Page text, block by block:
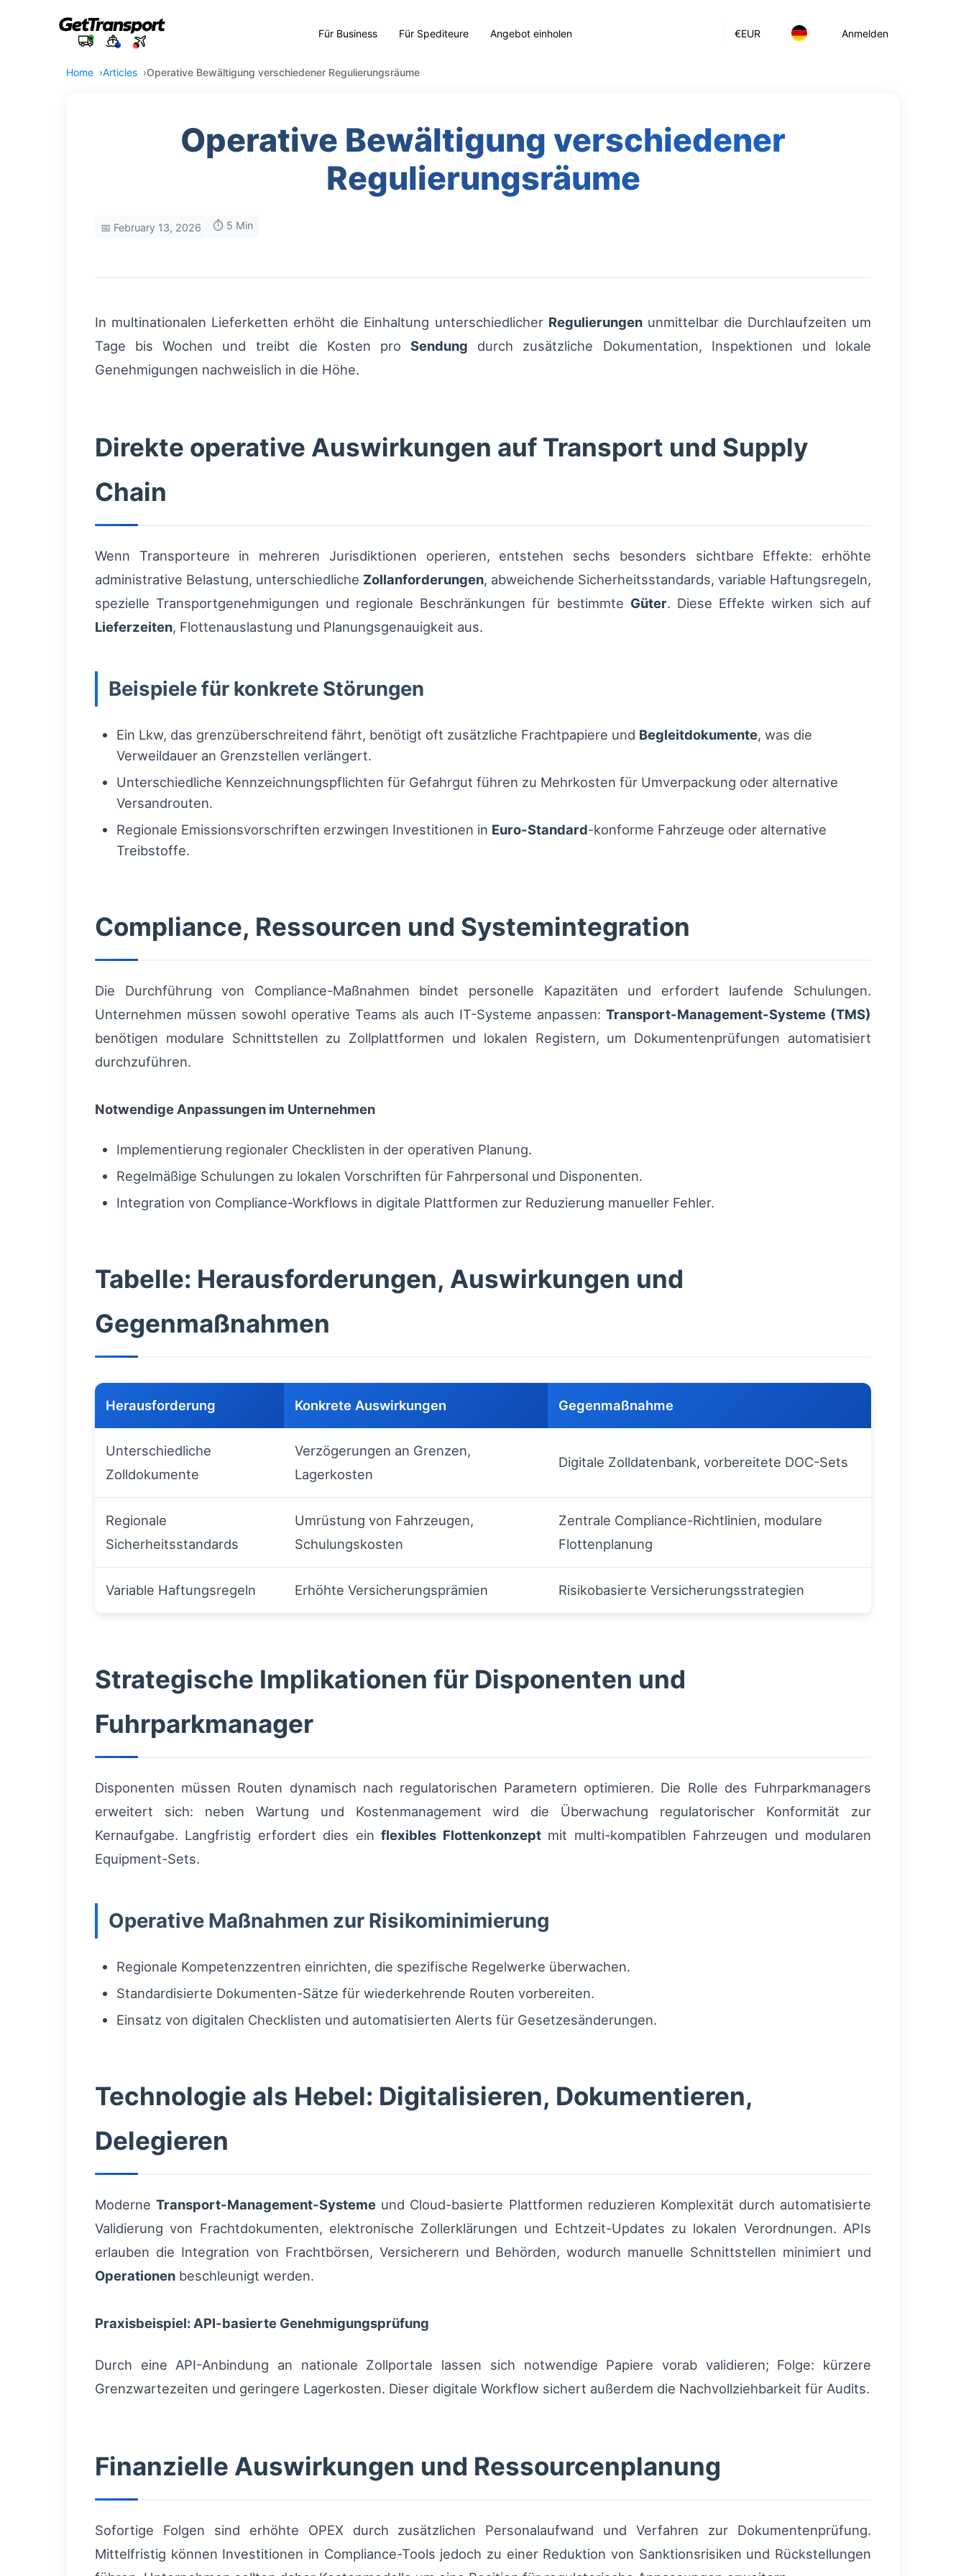
€EUR Anmelden
Für Business Für Spediteure Angebot einholen
Home Articles Operative Bewältigung verschiedener Regulierungsräume
Operative Bewältigung verschiedener
Regulierungsräume
📅 February 13, 2026 ⏱️ 5 Min
In multinationalen Lieferketten erhöht die Einhaltung unterschiedlicher Regulierungenunmittelbar die Durchlaufzeiten um
Tage bis Wochen und treibt die Kosten proSendung durch zusätzliche Dokumentation, Inspektionen und lokale
Genehmigungen nachweislich in die Höhe.
Direkte operative Auswirkungen auf Transport und Supply
Chain
Wenn Transporteure in mehreren Jurisdiktionen operieren, entstehen sechs besonders sichtbare Effekte: erhöhte
administrative Belastung, unterschiedliche Zollanforderungen, abweichende Sicherheitsstandards, variable Haftungsregeln,
spezielle Transportgenehmigungen und regionale Beschränkungen für bestimmte Güter. Diese Effekte wirken sich auf
Lieferzeiten, Flottenauslastung und Planungsgenauigkeit aus.
Beispiele für konkrete Störungen
Ein Lkw, das grenzüberschreitend fährt, benötigt oft zusätzliche Frachtpapiere und Begleitdokumente, was die
Verweildauer an Grenzstellen verlängert.
Unterschiedliche Kennzeichnungspflichten für Gefahrgut führen zu Mehrkosten für Umverpackung oder alternative
Versandrouten.
Regionale Emissionsvorschriften erzwingen Investitionen in Euro-Standard-konforme Fahrzeuge oder alternative
Treibstoffe.
Compliance, Ressourcen und Systemintegration
Die Durchführung von Compliance-Maßnahmen bindet personelle Kapazitäten und erfordert laufende Schulungen.
Unternehmen müssen sowohl operative Teams als auch IT-Systeme anpassen: Transport-Management-Systeme (TMS)
benötigen modulare Schnittstellen zu Zollplattformen und lokalen Registern, um Dokumentenprüfungen automatisiert
durchzuführen.
Notwendige Anpassungen im Unternehmen
Implementierung regionaler Checklisten in der operativen Planung.
Regelmäßige Schulungen zu lokalen Vorschriften für Fahrpersonal und Disponenten.
Integration von Compliance-Workflows in digitale Plattformen zur Reduzierung manueller Fehler.
Tabelle: Herausforderungen, Auswirkungen und
Gegenmaßnahmen
Herausforderung Konkrete Auswirkungen Gegenmaßnahme
Unterschiedliche
Zolldokumente
Verzögerungen an Grenzen,
Lagerkosten
Digitale Zolldatenbank, vorbereitete DOC-Sets
Regionale
Sicherheitsstandards
Umrüstung von Fahrzeugen,
Schulungskosten
Zentrale Compliance-Richtlinien, modulare
Flottenplanung
Variable Haftungsregeln Erhöhte Versicherungsprämien Risikobasierte Versicherungsstrategien
Strategische Implikationen für Disponenten und
Fuhrparkmanager
Disponenten müssen Routen dynamisch nach regulatorischen Parametern optimieren. Die Rolle des Fuhrparkmanagers
erweitert sich: neben Wartung und Kostenmanagement wird die Überwachung regulatorischer Konformität zur
Kernaufgabe. Langfristig erfordert dies einflexibles Flottenkonzeptmit multi-kompatiblen Fahrzeugen und modularen
Equipment-Sets.
Operative Maßnahmen zur Risikominimierung
Regionale Kompetenzzentren einrichten, die spezifische Regelwerke überwachen.
Standardisierte Dokumenten-Sätze für wiederkehrende Routen vorbereiten.
Einsatz von digitalen Checklisten und automatisierten Alerts für Gesetzesänderungen.
Technologie als Hebel: Digitalisieren, Dokumentieren,
Delegieren
ModerneTransport-Management-Systeme und Cloud-basierte Plattformen reduzieren Komplexität durch automatisierte
Validierung von Frachtdokumenten, elektronische Zollerklärungen und Echtzeit-Updates zu lokalen Verordnungen. APIs
erlauben die Integration von Frachtbörsen, Versicherern und Behörden, wodurch manuelle Schnittstellen minimiert und
Operationen beschleunigt werden.
Praxisbeispiel: API-basierte Genehmigungsprüfung
Durch eine API-Anbindung an nationale Zollportale lassen sich notwendige Papiere vorab validieren; Folge: kürzere
Grenzwartezeiten und geringere Lagerkosten. Dieser digitale Workflow sichert außerdem die Nachvollziehbarkeit für Audits.
Finanzielle Auswirkungen und Ressourcenplanung
Sofortige Folgen sind erhöhte OPEX durch zusätzlichen Personalaufwand und Verfahren zur Dokumentenprüfung.
Mittelfristig können Investitionen in Compliance-Tools jedoch zu einer Reduktion von Sanktionsrisiken und Rückstellungen